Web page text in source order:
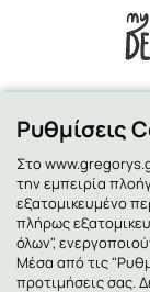
Ρυθμίσεις
Στο
την εμπειρία
εξατομικευμένο
πλήρως
όλων",
Μέσα από τις
προτιμήσεις σας.